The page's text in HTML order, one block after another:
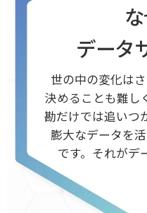
データ
世の中の変化はさ
決めることも難し
勘だけでは追いつ
膨大なデータを
です。 それがデ